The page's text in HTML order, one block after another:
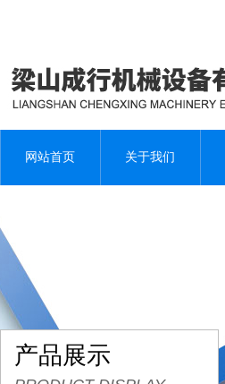
网站首页 关于我们
产品展示